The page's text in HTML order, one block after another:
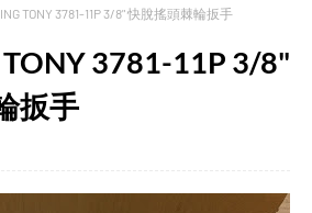
TONY 3781-11P 3/8" 快脫搖頭棘輪扳手
3781-11P 3/8"
扳手